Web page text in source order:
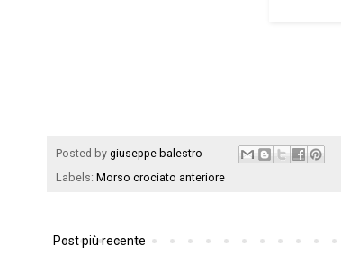
Posted by giuseppe balestro
Labels: Morso crociato anteriore
Post più recente